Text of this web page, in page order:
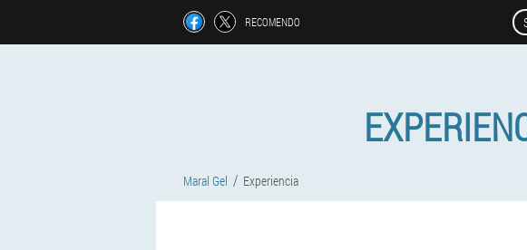
RECOMENDO
Maral Gel Experiencia